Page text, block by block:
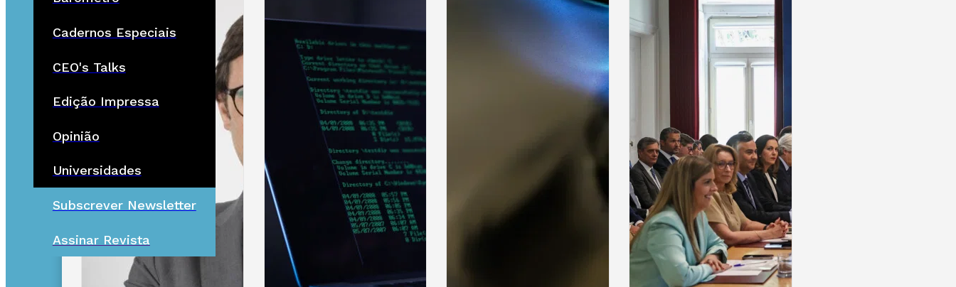
Cadernos Especiais
CEO's Talks
Edição Impressa
Opinião
Universidades
Subscrever Newsletter
Assinar Revista